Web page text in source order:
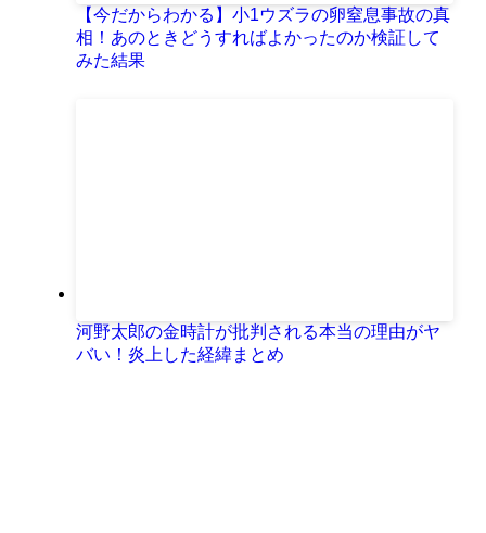
【今だからわかる】小1ウズラの卵窒息事故の真
相！あのときどうすればよかったのか検証して
みた結果
河野太郎の金時計が批判される本当の理由がヤ
バい！炎上した経緯まとめ